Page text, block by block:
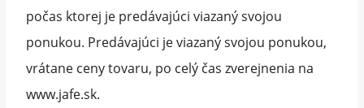
počas ktorej je predávajúci viazaný svojou
ponukou. Predávajúci je viazaný svojou ponukou,
vrátane ceny tovaru, po celý čas zverejnenia na
www.jafe.sk.